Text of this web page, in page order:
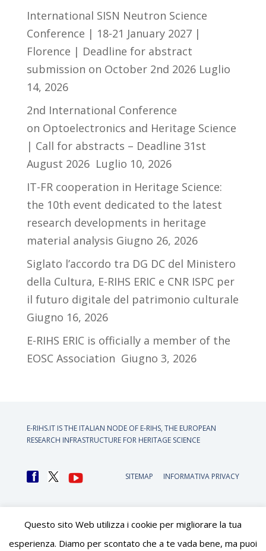
International SISN Neutron Science
Conference | 18-21 January 2027 |
Florence | Deadline for abstract
submission on October 2nd 2026 Luglio
14, 2026
2nd International Conference
on Optoelectronics and Heritage Science
| Call for abstracts – Deadline 31st
August 2026 Luglio 10, 2026
IT-FR cooperation in Heritage Science:
the 10th event dedicated to the latest
research developments in heritage
material analysis Giugno 26, 2026
Siglato l’accordo tra DG DC del Ministero
della Cultura, E-RIHS ERIC e CNR ISPC per
il futuro digitale del patrimonio culturale
Giugno 16, 2026
E-RIHS ERIC is officially a member of the
EOSC Association Giugno 3, 2026
E-RIHS.IT IS THE ITALIAN NODE OF E-RIHS, THE EUROPEAN
RESEARCH INFRASTRUCTURE FOR HERITAGE SCIENCE
SITEMAP INFORMATIVA PRIVACY
Questo sito Web utilizza i cookie per migliorare la tua
esperienza. Diamo per scontato che a te vada bene, ma puoi